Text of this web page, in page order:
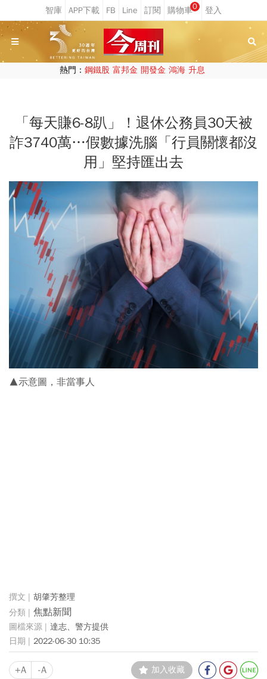
0
熱門： 鋼鐵股 富邦金 開發金 鴻海 升息
「每天賺6-8趴」！退休公務員30天被
詐3740萬…假數據洗腦「行員關懷都沒
用」堅持匯出去
▲示意圖，非當事人
胡肇芳整理
焦點新聞
達志、警方提供
2022-06-30 10:35
+A -A 加入收藏